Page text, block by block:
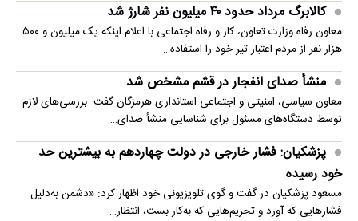
کالابرگ مرداد حدود ۴۰‌ میلیون نفر شارژ شد
معاون رفاه وزارت تعاون، کار و رفاه اجتماعی با اعلام اینکه یک میلیون و ۵۰۰
هزار نفر از مردم اعتبار تیر خود را استفاده…
منشأ صدای انفجار در قشم مشخص شد
معاون سیاسی، امنیتی و اجتماعی استانداری هرمزگان گفت: بررسی‌های لازم
توسط دستگاه‌های مسئول برای شناسایی منشأ صدای…
پزشکیان: فشار خارجی در دولت چهاردهم به بیشترین حد
خود رسیده
مسعود پزشکیان در گفت و گوی تلویزیونی خود اظهار کرد: «دشمن به‌دلیل
فشارهایی که آورد و تحریم‌هایی که به‌کار بست، انتظار…